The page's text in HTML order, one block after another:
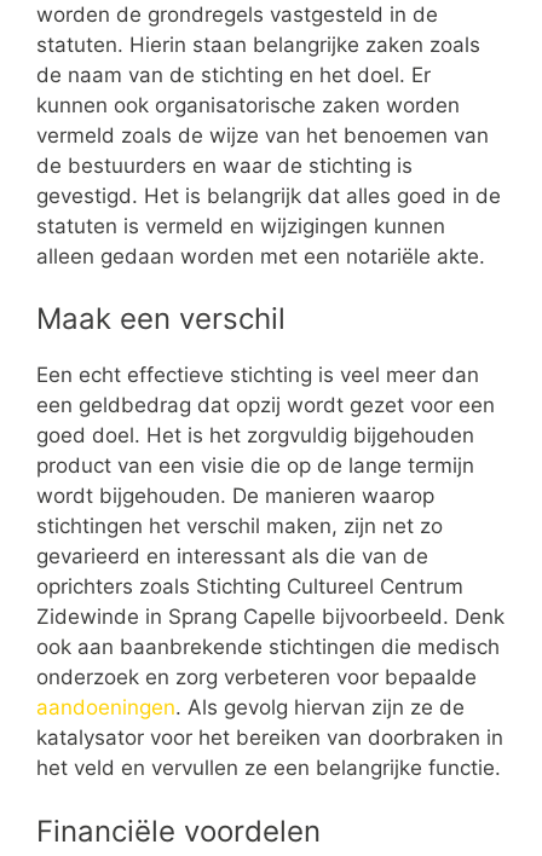
worden de grondregels vastgesteld in de
statuten. Hierin staan belangrijke zaken zoals
de naam van de stichting en het doel. Er
kunnen ook organisatorische zaken worden
vermeld zoals de wijze van het benoemen van
de bestuurders en waar de stichting is
gevestigd. Het is belangrijk dat alles goed in de
statuten is vermeld en wijzigingen kunnen
alleen gedaan worden met een notariële akte.
Maak een verschil
Een echt effectieve stichting is veel meer dan
een geldbedrag dat opzij wordt gezet voor een
goed doel. Het is het zorgvuldig bijgehouden
product van een visie die op de lange termijn
wordt bijgehouden. De manieren waarop
stichtingen het verschil maken, zijn net zo
gevarieerd en interessant als die van de
oprichters zoals Stichting Cultureel Centrum
Zidewinde in Sprang Capelle bijvoorbeeld. Denk
ook aan baanbrekende stichtingen die medisch
onderzoek en zorg verbeteren voor bepaalde
aandoeningen. Als gevolg hiervan zijn ze de
katalysator voor het bereiken van doorbraken in
het veld en vervullen ze een belangrijke functie.
Financiële voordelen